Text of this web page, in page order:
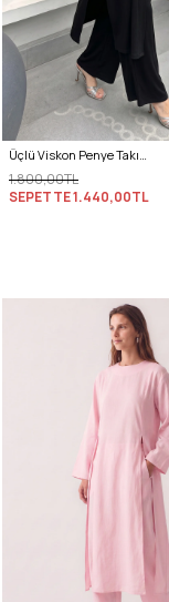
Üçlü Viskon Penye Takım 13205 - SİYAH
1.800,00TL
SEPETTE1.440,00TL